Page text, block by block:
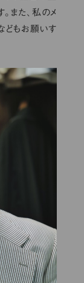
また、私のメ
どもお願いす